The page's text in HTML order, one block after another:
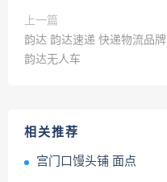
上一篇
韵达 韵达速递 快递物流品牌
韵达无人车
相关推荐
宫门口馒头铺 面点